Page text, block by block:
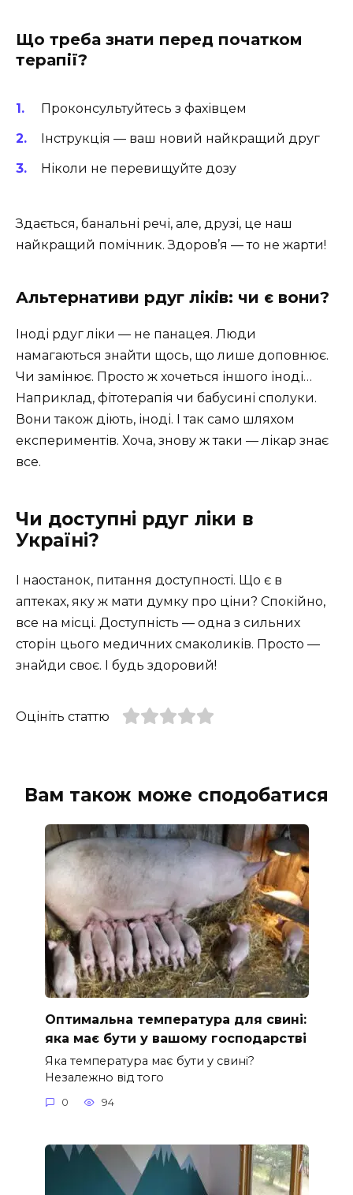
Що треба знати перед початком
терапії?
Проконсультуйтесь з фахівцем
Інструкція — ваш новий найкращий друг
Ніколи не перевищуйте дозу
Здається, банальні речі, але, друзі, це наш
найкращий помічник. Здоров’я — то не жарти!
Альтернативи рдуг ліків: чи є вони?
Іноді рдуг ліки — не панацея. Люди
намагаються знайти щось, що лише доповнює.
Чи замінює. Просто ж хочеться іншого іноді…
Наприклад, фітотерапія чи бабусині сполуки.
Вони також діють, іноді. І так само шляхом
експериментів. Хоча, знову ж таки — лікар знає
все.
Чи доступні рдуг ліки в
Україні?
І наостанок, питання доступності. Що є в
аптеках, яку ж мати думку про ціни? Спокійно,
все на місці. Доступність — одна з сильних
сторін цього медичних смаколиків. Просто —
знайди своє. І будь здоровий!
Оцініть статтю
Вам також може сподобатися
Оптимальна температура для свині:
яка має бути у вашому господарстві
Яка температура має бути у свині?
Незалежно від того
0 94